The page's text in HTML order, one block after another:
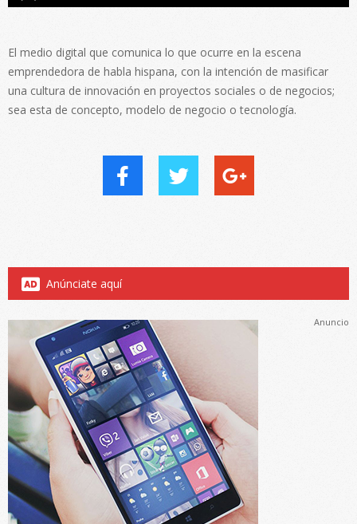
El medio digital que comunica lo que ocurre en la escena
emprendedora de habla hispana, con la intención de masificar
una cultura de innovación en proyectos sociales o de negocios;
sea esta de concepto, modelo de negocio o tecnología.
Anúnciate aquí
Anuncio